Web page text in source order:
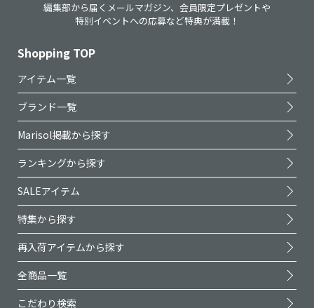
編集部から届くメールマガジン、会員限定プレゼントや
特別イベントへの応募など特典が満載！
Shopping TOP
アイテム一覧
ブランド一覧
Marisol掲載から探す
ランキングから探す
SALEアイテム
特集から探す
再入荷アイテムから探す
全商品一覧
こだわり検索